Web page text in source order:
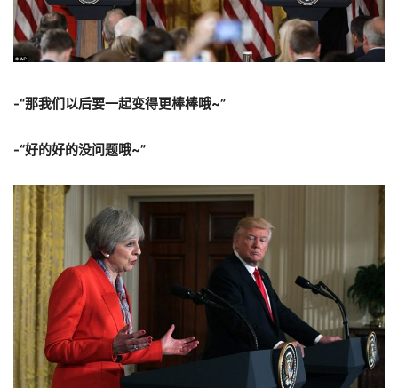
-“那我们以后要一起变得更棒棒哦~”
-“好的好的没问题哦~”